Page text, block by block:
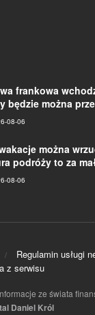
frankowa
będzie można
08-06
można
podróży to za
08-06
Regulamin usługi
z serwisu
ze świata
Daniel Król